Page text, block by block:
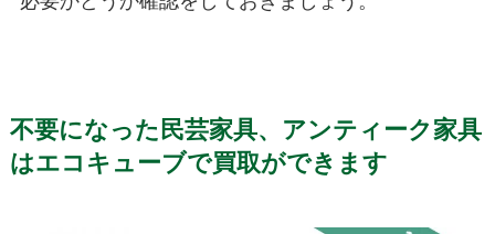
不要になった民芸家具、アンティーク家具
はエコキューブで買取ができます